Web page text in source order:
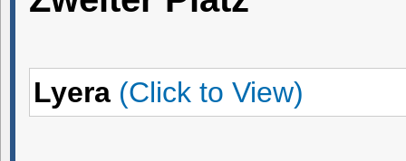
Lyera (Click to View)